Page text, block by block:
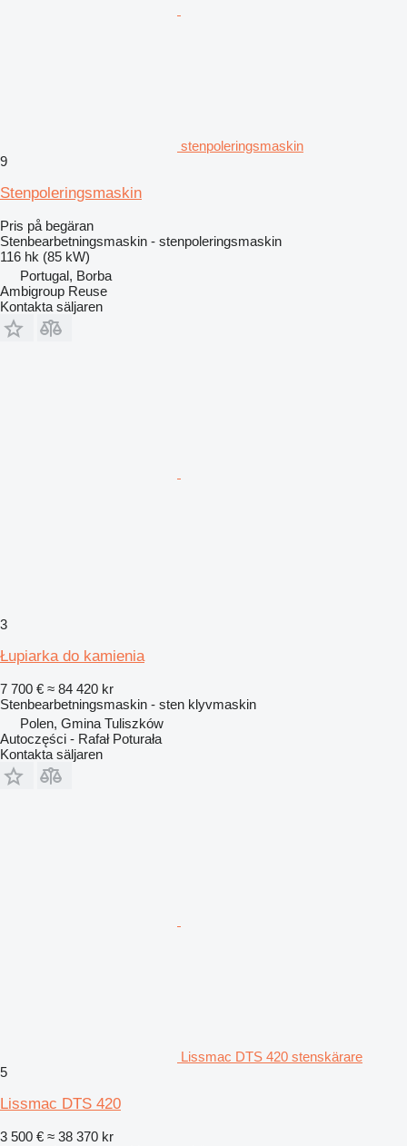
stenpoleringsmaskin
9
Stenpoleringsmaskin
Pris på begäran
Stenbearbetningsmaskin - stenpoleringsmaskin
116 hk (85 kW)
Portugal, Borba
Ambigroup Reuse
Kontakta säljaren
3
Łupiarka do kamienia
7 700 € ≈ 84 420 kr
Stenbearbetningsmaskin - sten klyvmaskin
Polen, Gmina Tuliszków
Autoczęści - Rafał Poturała
Kontakta säljaren
Lissmac DTS 420 stenskärare
5
Lissmac DTS 420
3 500 € ≈ 38 370 kr